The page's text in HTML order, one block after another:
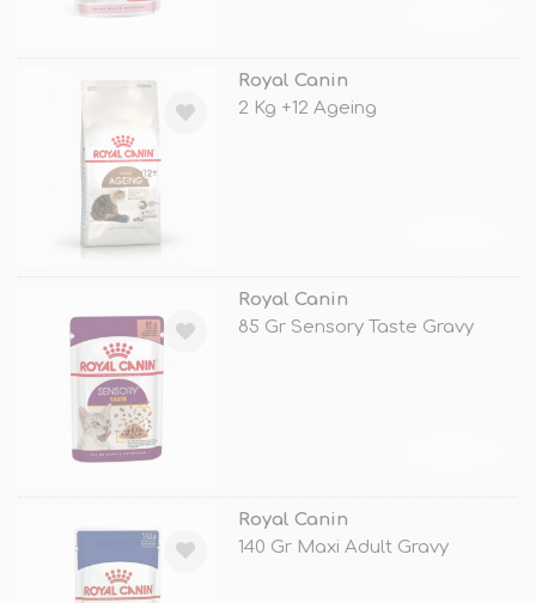
Royal Canin
2 Kg +12 Ageing
Royal Canin
85 Gr Sensory Taste Gravy
Royal Canin
140 Gr Maxi Adult Gravy